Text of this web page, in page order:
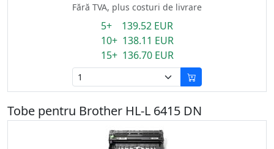
Fără TVA, plus costuri de livrare
5+ 139.52 EUR
10+ 138.11 EUR
15+ 136.70 EUR
Tobe pentru Brother HL-L 6415 DN